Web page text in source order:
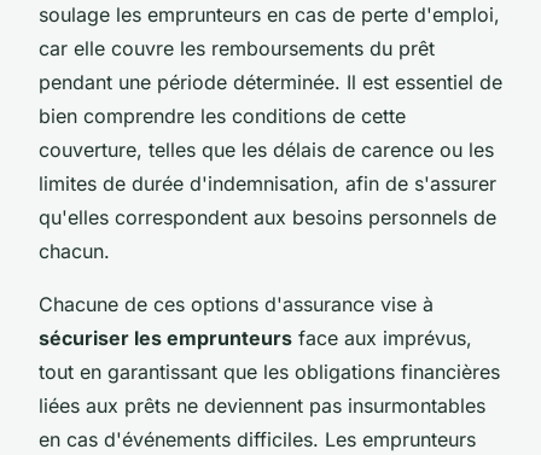
soulage les emprunteurs en cas de perte d'emploi,
car elle couvre les remboursements du prêt
pendant une période déterminée. Il est essentiel de
bien comprendre les conditions de cette
couverture, telles que les délais de carence ou les
limites de durée d'indemnisation, afin de s'assurer
qu'elles correspondent aux besoins personnels de
chacun.
Chacune de ces options d'assurance vise à
sécuriser les emprunteurs face aux imprévus,
tout en garantissant que les obligations financières
liées aux prêts ne deviennent pas insurmontables
en cas d'événements difficiles. Les emprunteurs